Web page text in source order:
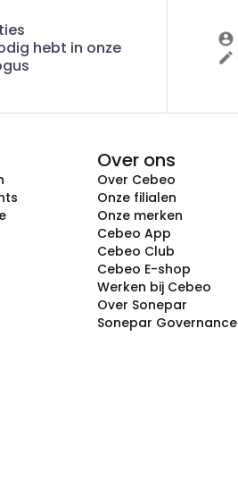
hebt in onze
Over ons
Over Cebeo
Onze filialen
Onze merken
Cebeo App
Cebeo Club
Cebeo E-shop
Werken bij Cebeo
Over Sonepar
Sonepar Governance